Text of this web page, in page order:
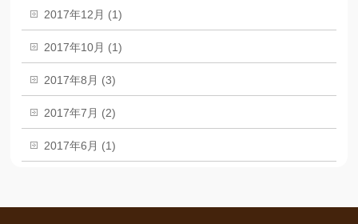
2017年12月 (1)
2017年10月 (1)
2017年8月 (3)
2017年7月 (2)
2017年6月 (1)